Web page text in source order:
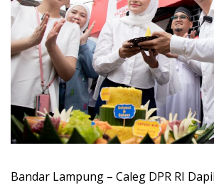
Bandar Lampung – Caleg DPR RI